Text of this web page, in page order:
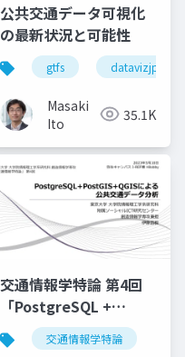
公共交通データ可視化
の最新状況と可能性
gtfs datavizjp
Masaki
Ito
35.1K
交通情報学特論 第4回
「PostgreSQL +
PostGIS + QGIS による
公共交通データ分析
交通情報学特論